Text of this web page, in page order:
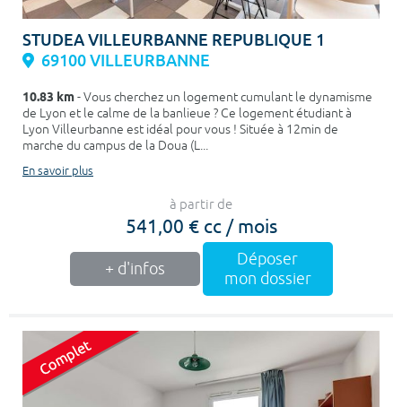
STUDEA VILLEURBANNE REPUBLIQUE 1
69100 VILLEURBANNE
10.83 km- Vous cherchez un logement cumulant le dynamisme
de Lyon et le calme de la banlieue ? Ce logement étudiant à
Lyon Villeurbanne est idéal pour vous ! Située à 12min de
marche du campus de la Doua (L...
En savoir plus
à partir de
541,00 € cc / mois
+ d'infos
Déposer
mon dossier